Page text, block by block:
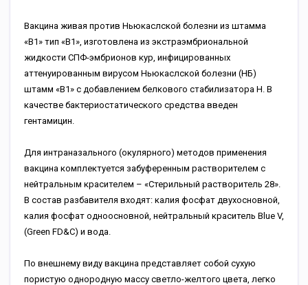
Вакцина живая против Ньюкаслской болезни из штамма
«В1» тип «B1», изготовлена из экстраэмбриональной
жидкости СПФ-эмбрионов кур, инфицированных
аттенуированным вирусом Ньюкаcлской болезни (НБ)
штамм «B1» с добавлением белкового стабилизатора Н. В
качестве бактериостатического средства введен
гентамицин.
Для интраназального (окулярного) методов применения
вакцина комплектуется забуференным растворителем с
нейтральным красителем – «Стерильный растворитель 28».
В состав разбавителя входят: калия фосфат двухосновной,
калия фосфат одноосновной, нейтральный краситель Blue V,
(Green FD&C) и вода.
По внешнему виду вакцина представляет собой сухую
пористую однородную массу светло-желтого цвета, легко